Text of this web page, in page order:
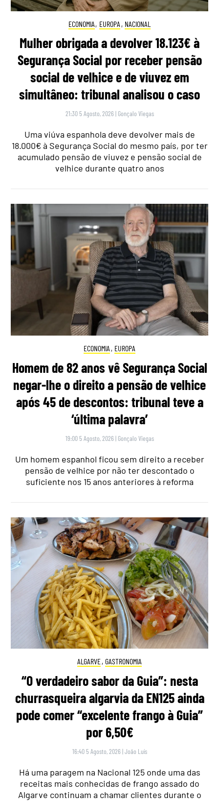
ECONOMIA, EUROPA , NACIONAL
Mulher obrigada a devolver 18.123€ à
Segurança Social por receber pensão
social de velhice e de viuvez em
simultâneo: tribunal analisou o caso
21:30 5 Agosto, 2026 | Gonçalo Viegas
Uma viúva espanhola deve devolver mais de
18.000€ à Segurança Social do mesmo país, por ter
acumulado pensão de viuvez e pensão social de
velhice durante quatro anos
ECONOMIA , EUROPA
Homem de 82 anos vê Segurança Social
negar-lhe o direito a pensão de velhice
após 45 de descontos: tribunal teve a
‘última palavra’
19:00 5 Agosto, 2026 | Gonçalo Viegas
Um homem espanhol ficou sem direito a receber
pensão de velhice por não ter descontado o
suficiente nos 15 anos anteriores à reforma
ALGARVE, GASTRONOMIA
“O verdadeiro sabor da Guia”: nesta
churrasqueira algarvia da EN125 ainda
pode comer “excelente frango à Guia”
por 6,50€
16:40 5 Agosto, 2026 |João Luís
Há uma paragem na Nacional 125 onde uma das
receitas mais conhecidas de frango assado do
Algarve continuam a chamar clientes durante o